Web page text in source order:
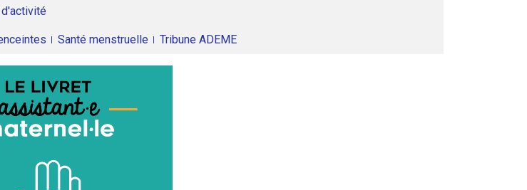
Santé menstruelle Tribune ADEME